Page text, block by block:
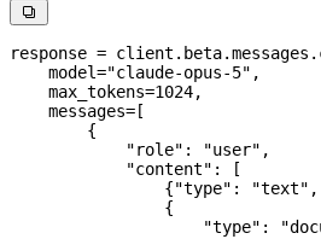

response =
    model
="claude-opus-5" ,
    max_tokens
=1024,
    messages
= [
        {
            "role"
: "user" ,
            "content"
: [
                {
"type" : "text" ,
                {
                    "type"
: